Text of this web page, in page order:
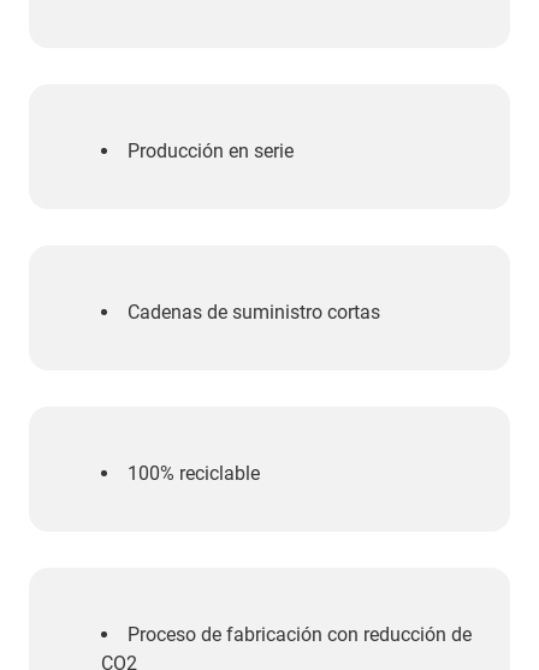
Producción en serie
Cadenas de suministro cortas
100% reciclable
Proceso de fabricación con reducción de
CO2